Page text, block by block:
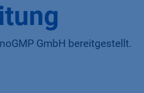
GmbH bereitgestellt.